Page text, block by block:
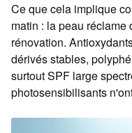
Ce que cela implique
matin : la peau réclame
rénovation.
dérivés stables,
surtout SPF large
photosensibilisants